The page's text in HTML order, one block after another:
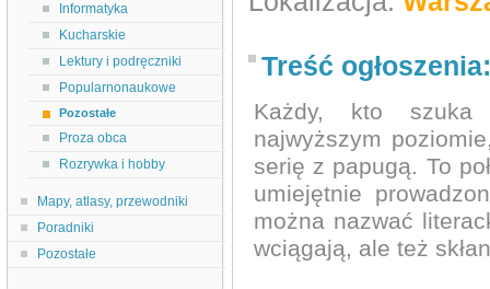
Informatyka
Kucharskie
Lektury i podręczniki
Popularnonaukowe
Pozostałe
Proza obca
Rozrywka i hobby
Mapy, atlasy, przewodniki
Poradniki
Pozostałe
Treść ogłoszenia:
Każdy, kto szuka
najwyższym
serię z papugą. To
umiejętnie
można nazwać
wciągają, ale też